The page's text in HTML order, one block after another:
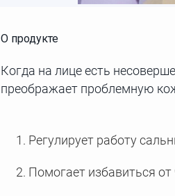
О продукте
Когда на лице есть
преображает проблемную
Регулирует работу
Помогает избавиться от